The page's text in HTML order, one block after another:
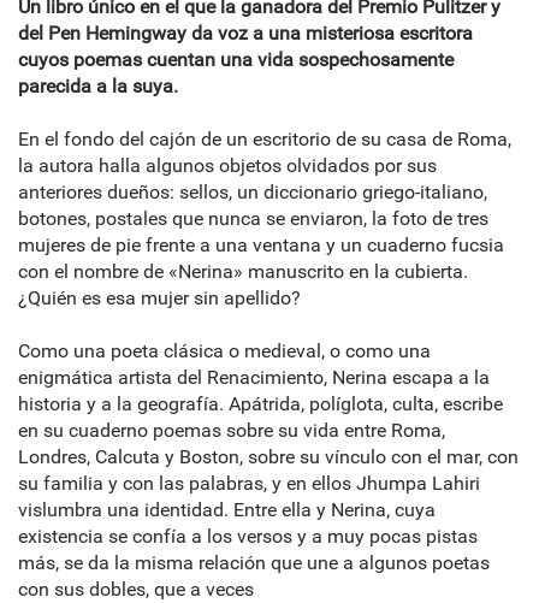
Un libro único en el que la ganadora del Premio Pulitzer y
del Pen Hemingway da voz a una misteriosa escritora
cuyos poemas cuentan una vida sospechosamente
parecida a la suya.
En el fondo del cajón de un escritorio de su casa de Roma,
la autora halla algunos objetos olvidados por sus
anteriores dueños: sellos, un diccionario griego-italiano,
botones, postales que nunca se enviaron, la foto de tres
mujeres de pie frente a una ventana y un cuaderno fucsia
con el nombre de «Nerina» manuscrito en la cubierta.
¿Quién es esa mujer sin apellido?
Como una poeta clásica o medieval, o como una
enigmática artista del Renacimiento, Nerina escapa a la
historia y a la geografía. Apátrida, políglota, culta, escribe
en su cuaderno poemas sobre su vida entre Roma,
Londres, Calcuta y Boston, sobre su vínculo con el mar, con
su familia y con las palabras, y en ellos Jhumpa Lahiri
vislumbra una identidad. Entre ella y Nerina, cuya
existencia se confía a los versos y a muy pocas pistas
más, se da la misma relación que une a algunos poetas
con sus dobles, que a veces